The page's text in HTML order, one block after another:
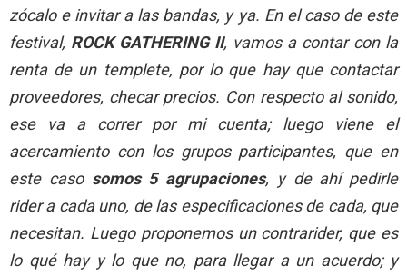
zócalo e invitar a las bandas, y ya. En el caso de este
festival, ROCK GATHERING II, vamos a contar con la
renta de un templete, por lo que hay que contactar
proveedores, checar precios. Con respecto al sonido,
ese va a correr por mi cuenta; luego viene el
acercamiento con los grupos participantes, que en
este caso somos 5 agrupaciones, y de ahí pedirle
rider a cada uno, de las especificaciones de cada, que
necesitan. Luego proponemos un contrarider, que es
lo qué hay y lo que no, para llegar a un acuerdo; y